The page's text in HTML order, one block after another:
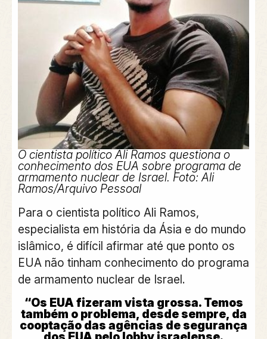
O cientista político Ali Ramos questiona o
conhecimento dos EUA sobre programa de
armamento nuclear de Israel. Foto:Ali
Ramos/Arquivo Pessoal
Para o cientista político Ali Ramos,
especialista em história da Ásia e do mundo
islâmico, é difícil afirmar até que ponto os
EUA não tinham conhecimento do programa
de armamento nuclear de Israel.
“Os EUA fizeram vista grossa. Temos
também o problema, desde sempre, da
cooptação das agências de segurança